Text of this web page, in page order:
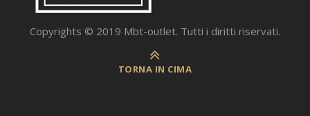
Copyrights © 2019 Mbt-outlet. Tutti i diritti riservati.
TORNA IN CIMA